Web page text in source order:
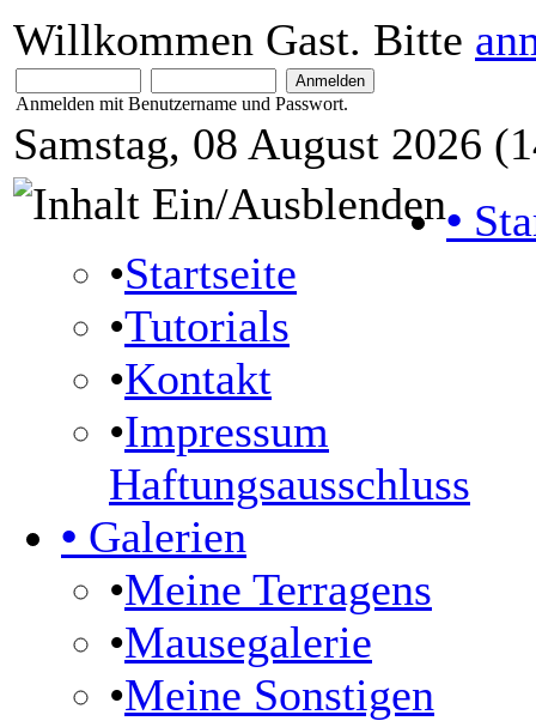
Willkommen Gast. Bitte
Anmelden mit Benutzername und Passwort.
Samstag, 08 August 2026
•
•Startseite
•Tutorials
•Kontakt
•Impressum
Haftungsausschluss
• Galerien
•Meine Terragens
•Mausegalerie
•Meine Sonstigen